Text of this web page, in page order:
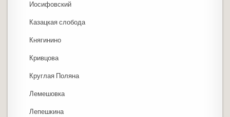
Иосифовский
Казацкая слобода
Княгинино
Кривцова
Круглая Поляна
Лемешовка
Лепешкина